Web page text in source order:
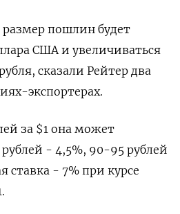
размер пошлин будет
США и увеличиваться
сказали Рейтер два
экспортерах.
за $1 она может
- 4,5%, 90-95 рублей
ставка - 7% при курсе